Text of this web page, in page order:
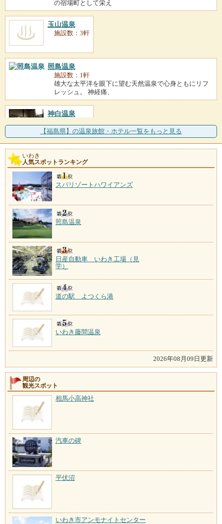
の宿場町として栄え
玉山温泉
施設数：3軒
照島温泉
施設数：1軒
雄大な太平洋を眼下に望む天然温泉で心身ともにリフ
レッシュ。 神経痛、
神白温泉
【福島県】の温泉旅館・ホテル一覧をもっと見る
いわき
人気スポットランキング
スパリゾートハワイアンズ
照島温泉
日産自動車 いわき工場（見
学）
道の駅 よつくら港
いわき藤間温泉
2026年08月09日更新
周辺の
観光スポット
相馬小高神社
汽車の碑
平伏沼
いわき市アンモナイトセンター